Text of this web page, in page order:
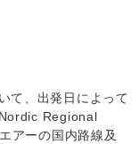
て、出発日によって
Regional
アーの国内路線及